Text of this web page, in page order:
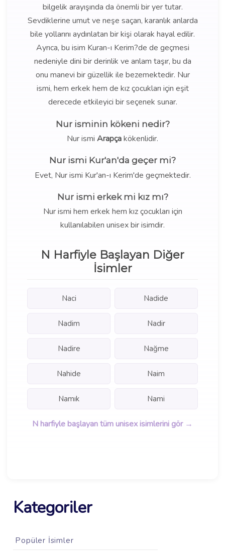
bilgelik arayışında da önemli bir yer tutar.
Sevdiklerine umut ve neşe saçan, karanlık anlarda
bile yollarını aydınlatan bir kişi olarak hayal edilir.
Ayrıca, bu isim Kuran-ı Kerim?de de geçmesi
nedeniyle dini bir derinlik ve anlam taşır, bu da
onu manevi bir güzellik ile bezemektedir. Nur
ismi, hem erkek hem de kız çocukları için eşit
derecede etkileyici bir seçenek sunar.
Nur isminin kökeni nedir?
Nur ismi Arapçakökenlidir.
Nur ismi Kur'an'da geçer mi?
Evet, Nur ismi Kur'an-ı Kerim'de geçmektedir.
Nur ismi erkek mi kız mı?
Nur ismi hem erkek hem kız çocukları için
kullanılabilen unisex bir isimdir.
N Harfiyle Başlayan Diğer
İsimler
Naci Nadide
Nadim Nadir
Nadire Nağme
Nahide Naim
Namık Nami
N harfiyle başlayan tüm unisex isimlerini gör →
Kategoriler
Popüler İsimler